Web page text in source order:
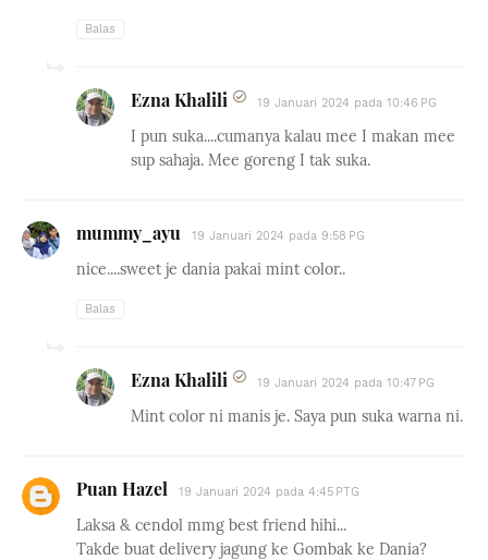
Balas
Ezna Khalili 19 Januari 2024 pada 10:46 PG
I pun suka....cumanya kalau mee I makan mee
sup sahaja. Mee goreng I tak suka.
mummy_ayu 19 Januari 2024 pada 9:58 PG
nice....sweet je dania pakai mint color..
Balas
Ezna Khalili 19 Januari 2024 pada 10:47 PG
Mint color ni manis je. Saya pun suka warna ni.
Puan Hazel 19 Januari 2024 pada 4:45 PTG
Laksa & cendol mmg best friend hihi...
Takde buat delivery jagung ke Gombak ke Dania?